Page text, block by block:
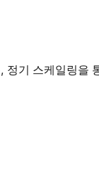
정기 스케일링